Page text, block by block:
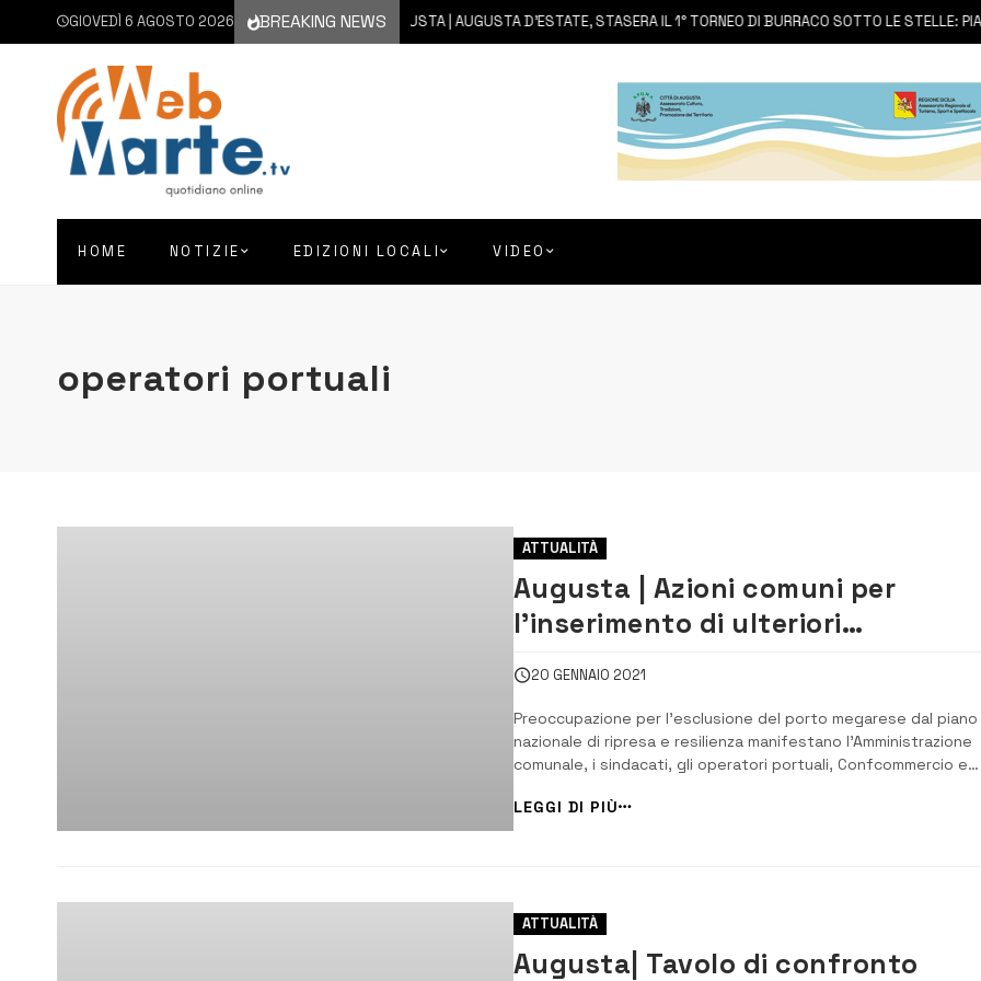
GIOVEDÌ 6 AGOSTO 2026 BREAKING NEWS
6 AGOSTO 2026 AUGUSTA | AUGUSTA D’ESTATE, STASERA IL 1° TORNEO DI BURRACO SOTTO LE STELLE:
HOME NOTIZIE EDIZIONI LOCALI VIDEO
operatori portuali
ATTUALITÀ
Augusta | Azioni comuni per
l’inserimento di ulteriori
investimenti per il porto, tavolo
tecnico
20 GENNAIO 2021
Preoccupazione per l’esclusione del porto megarese dal piano
nazionale di ripresa e resilienza manifestano l’Amministrazione
comunale, i sindacati, gli operatori portuali, Confcommercio e
Ritenute necessarie azioni comuni volte all’inserimento di
progetti ...
LEGGI DI PIÙ
ATTUALITÀ
Augusta| Tavolo di confronto